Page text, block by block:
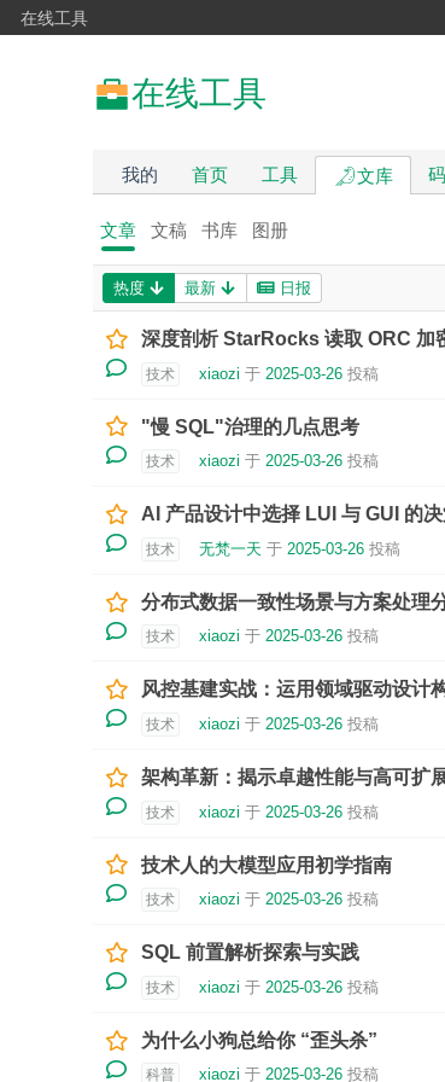
在线工具
在线工具
我的 首页 工具 文库
文章 文稿 书库 图册
热度 最新 日报
深度剖析 StarRocks 读取 ORC 加
技术 xiaozi 于 2025-03-26 投稿
"慢 SQL"治理的几点思考
技术 xiaozi 于 2025-03-26 投稿
AI 产品设计中选择 LUI 与 GUI 的
技术 无梵一天 于 2025-03-26 投稿
分布式数据一致性场景与方案处理
技术 xiaozi 于 2025-03-26 投稿
风控基建实战：运用领域驱动设计
技术 xiaozi 于 2025-03-26 投稿
架构革新：揭示卓越性能与高可扩
技术 xiaozi 于 2025-03-26 投稿
技术人的大模型应用初学指南
技术 xiaozi 于 2025-03-26 投稿
SQL 前置解析探索与实践
技术 xiaozi 于 2025-03-26 投稿
为什么小狗总给你 “歪头杀”
科普 xiaozi 于 2025-03-26 投稿